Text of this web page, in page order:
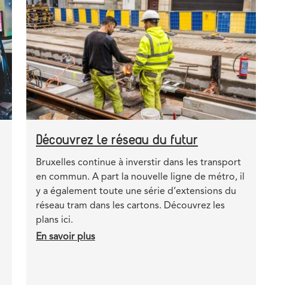
millions
pour
la
conversion
du
pré-
métro
image
Découvrez le réseau du futur
Teaser
Bruxelles continue à inverstir dans les transport
en commun. A part la nouvelle ligne de métro, il
y a également toute une série d’extensions du
réseau tram dans les cartons. Découvrez les
plans ici.
En savoir plus